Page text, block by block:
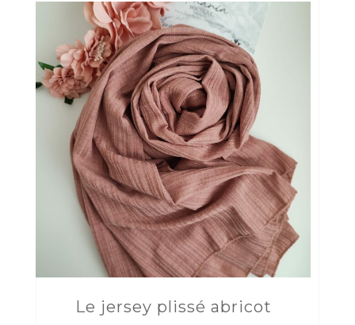
Le jersey plissé abricot